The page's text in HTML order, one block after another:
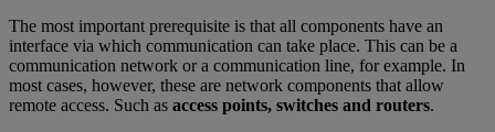
The most important prerequisite is that all components have an
interface via which communication can take place. This can be a
communication network or a communication line, for example. In
most cases, however, these are network components that allow
remote access. Such as access points, switches and routers.